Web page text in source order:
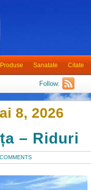
Produse Sanatate Citate
Follow:
8, 2026
– Riduri